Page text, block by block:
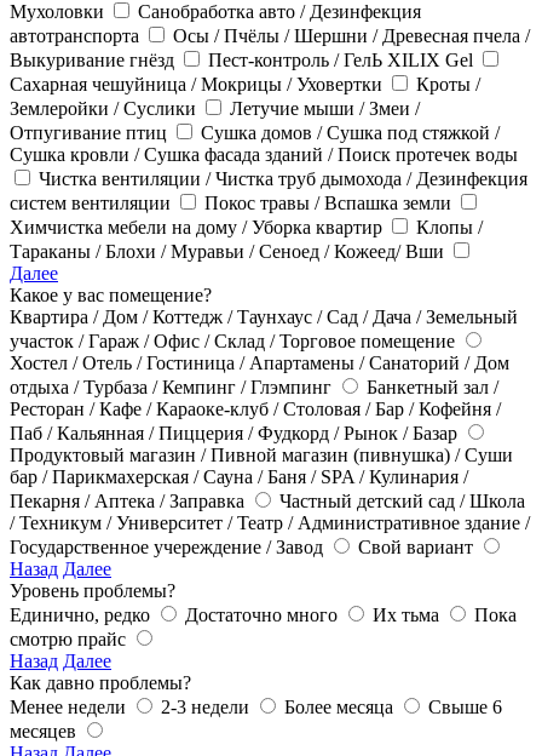
Мухоловки
Санобработка авто / Дезинфекция
автотранспорта
Осы / Пчёлы / Шершни / Древесная пчела /
Выкуривание гнёзд
Пест-контроль / ГелЬ XILIX Gel
Сахарная чешуйница / Мокрицы / Уховертки
Кроты /
Землеройки / Суслики
Летучие мыши / Змеи /
Отпугивание птиц
Сушка домов / Сушка под стяжкой /
Сушка кровли / Сушка фасада зданий / Поиск протечек воды
Чистка вентиляции / Чистка труб дымохода / Дезинфекция
систем вентиляции
Покос травы / Вспашка земли
Химчистка мебели на дому / Уборка квартир
Клопы /
Тараканы / Блохи / Муравьи / Сеноед / Кожеед/ Вши
Далее
Какое у вас помещение?
Квартира / Дом / Коттедж / Таунхаус / Сад / Дача / Земельный
участок / Гараж / Офис / Склад / Торговое помещение
Хостел / Отель / Гостиница / Апартамены / Санаторий / Дом
отдыха / Турбаза / Кемпинг / Глэмпинг
Банкетный зал /
Ресторан / Кафе / Караоке-клуб / Столовая / Бар / Кофейня /
Паб / Кальянная / Пиццерия / Фудкорд / Рынок / Базар
Продуктовый магазин / Пивной магазин (пивнушка) / Суши
бар / Парикмахерская / Сауна / Баня / SPA / Кулинария /
Пекарня / Аптека / Заправка
Частный детский сад / Школа
/ Техникум / Университет / Театр / Административное здание /
Государственное учереждение / Завод
Свой вариант
Назад Далее
Уровень проблемы?
Единично, редко
Достаточно много Их тьма
Пока
смотрю прайс
Назад Далее
Как давно проблемы?
Менее недели
2-3 недели Более месяца
Свыше 6
месяцев